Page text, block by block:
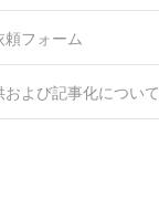
頼フォーム
よび記事化について